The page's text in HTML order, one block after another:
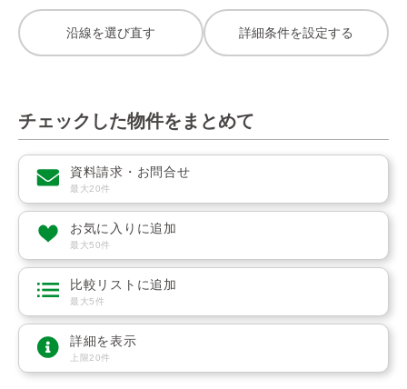
沿線を選び直す 詳細条件を設定する
チェックした物件をまとめて
資料請求・お問合せ
最大20件
お気に入りに追加
最大50件
比較リストに追加
最大5件
詳細を表示
上限20件